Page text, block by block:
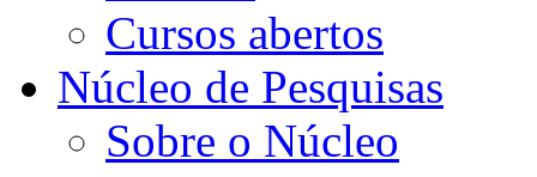
Cursos abertos
Núcleo de Pesquisas
Sobre o Núcleo